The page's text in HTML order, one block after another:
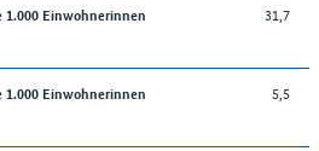
1.000 Einwohnerinnen
31,7
1.000 Einwohnerinnen
5,5